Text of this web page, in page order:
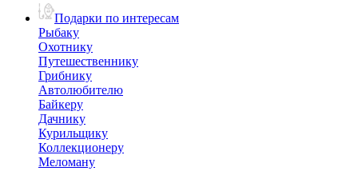
Подарки по интересам
Рыбаку
Охотнику
Путешественнику
Грибнику
Автолюбителю
Байкеру
Дачнику
Курильщику
Коллекционеру
Меломану